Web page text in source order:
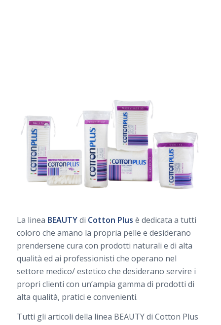
La linea BEAUTYdi Cotton Plus è dedicata a tutti
coloro che amano la propria pelle e desiderano
prendersene cura con prodotti naturali e di alta
qualità ed ai professionisti che operano nel
settore medico/ estetico che desiderano servire i
propri clienti con un’ampia gamma di prodotti di
alta qualità, pratici e convenienti.
Tutti gli articoli della linea BEAUTY di Cotton Plus